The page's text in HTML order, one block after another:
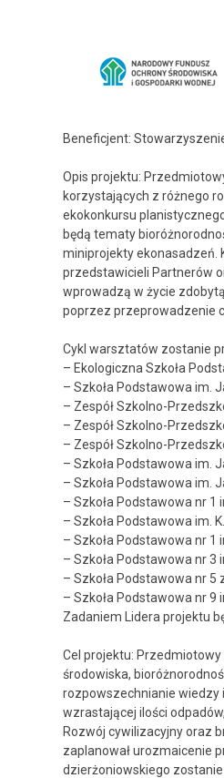
Beneficjent:
Opis projektu:
korzystających z różnego
ekokonkursu
będą tematy
miniprojekty ekonasadzeń.
przedstawicieli Partnerów
wprowadzą w życie
poprzez przeprowadzenie
Cykl warsztatów zostanie
– Ekologiczna Szkoła
– Szkoła Podstawowa im.
– Zespół Szkolno-
– Zespół Szkolno-
– Zespół Szkolno-
– Szkoła Podstawowa im.
– Szkoła Podstawowa im.
– Szkoła Podstawowa nr 1
– Szkoła Podstawowa im.
– Szkoła Podstawowa nr 1
– Szkoła Podstawowa nr 3
– Szkoła Podstawowa nr
– Szkoła Podstawowa nr 9
Zadaniem Lidera projektu
Cel projektu:
środowiska,
rozpowszechnianie wiedzy
wzrastającej ilości
Rozwój cywilizacyjny oraz
zaplanował urozmaicenie
dzierżoniowskiego